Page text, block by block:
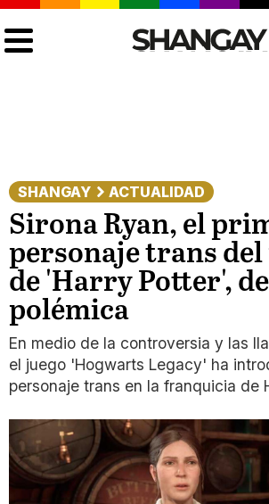
SHANGAY ACTUALIDAD
Sirona Ryan, el
personaje trans
de 'Harry Potter',
polémica
En medio de la controversia y las
el juego 'Hogwarts Legacy' ha
personaje trans en la franquicia de